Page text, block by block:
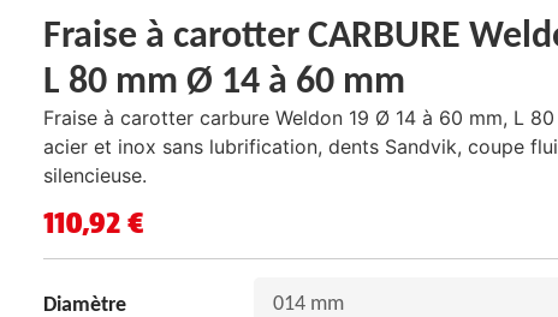
Fraise à carotter CARBURE
L 80 mm Ø 14 à 60 mm
Fraise à carotter carbure Weldon 19 Ø 14 à 60 mm, L
acier et inox sans lubrification, dents Sandvik, coupe
silencieuse.
110,92 €
Diamètre